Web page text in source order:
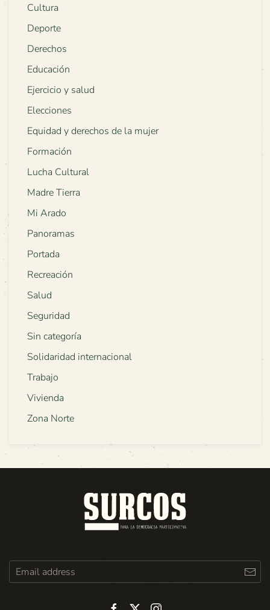
Cultura
Deporte
Derechos
Educación
Ejercicio y salud
Elecciones
Equidad y derechos de la mujer
Formación
Lucha Cultural
Madre Tierra
Mi Arado
Panoramas
Portada
Recreación
Salud
Seguridad
Sin categoría
Solidaridad internacional
Trabajo
Vivienda
Zona Norte